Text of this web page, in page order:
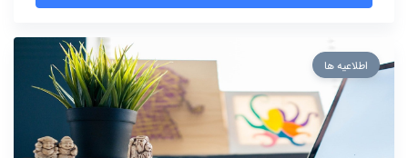
اطلاعیه ها